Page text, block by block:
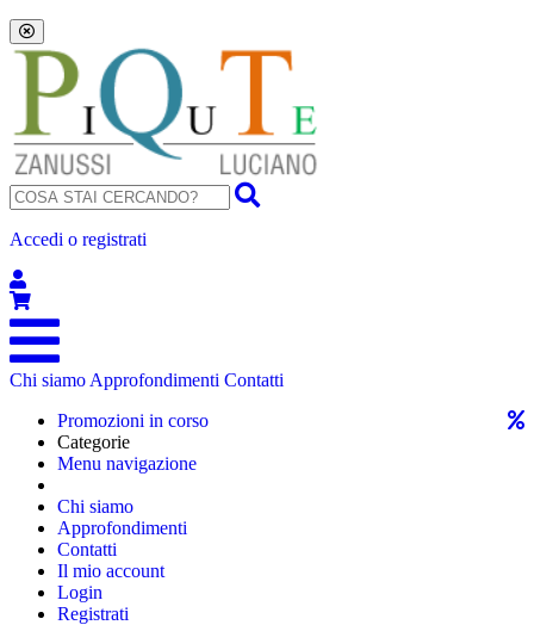
Accedi o registrati
Chi siamo Approfondimenti Contatti
Promozioni in corso
Categorie
Menu navigazione
Chi siamo
Approfondimenti
Contatti
Il mio account
Login
Registrati